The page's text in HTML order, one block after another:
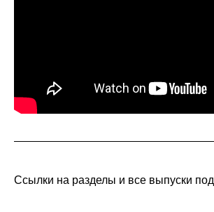
Ссылки на разделы и все выпуски